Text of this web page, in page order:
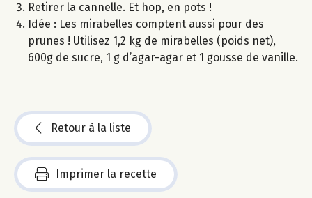
Retirer la cannelle. Et hop, en pots !
Idée : Les mirabelles comptent aussi pour des
prunes ! Utilisez 1,2 kg de mirabelles (poids net),
600g de sucre, 1 g d’agar-agar et 1 gousse de vanille.
Retour à la liste
Imprimer la recette